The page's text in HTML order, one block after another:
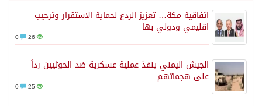
اتفاقية مكة… تعزيز الردع لحماية الاستقرار وترحيب
اقليمي ودولي بها
26
الجيش اليمني ينفذ عملية عسكرية ضد الحوثيين رداً
على هجماتهم
25